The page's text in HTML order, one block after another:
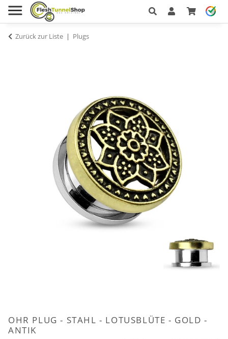
Zurück zur Liste Plugs
OHR PLUG - STAHL - LOTUSBLÜTE - GOLD -
ANTIK